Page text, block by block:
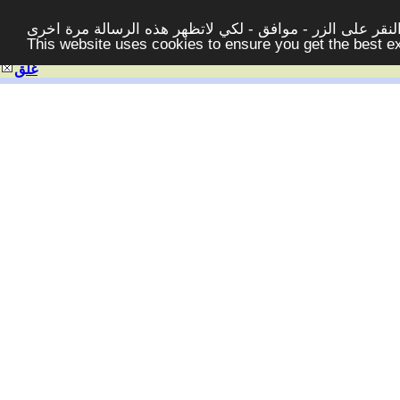
على الزر - موافق - لكي لاتظهر هذه الرسالة مرة اخرى -
This website uses cookies to ensure you get the best
غلق